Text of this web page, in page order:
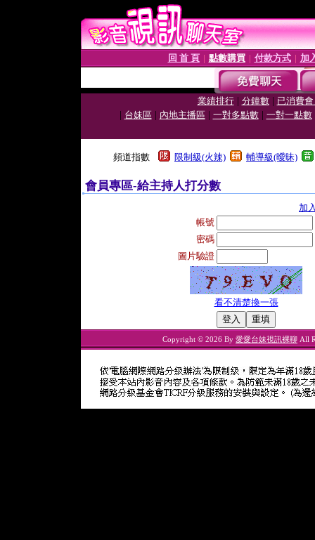
回 首 頁 點數購買│ 付款方式│ 加
業績排行| 分鐘數| 已消費
| 台妹區| 內地主播區| 一對多點數| 一對一點數
頻道指數 限制級(火辣) 輔導級(曖昧)
會員專區-給主持人打分數
加
帳號
密碼
圖片驗證
看不清楚換一張
Copyright © 2026 By 愛愛台妹視訊裸聊 All